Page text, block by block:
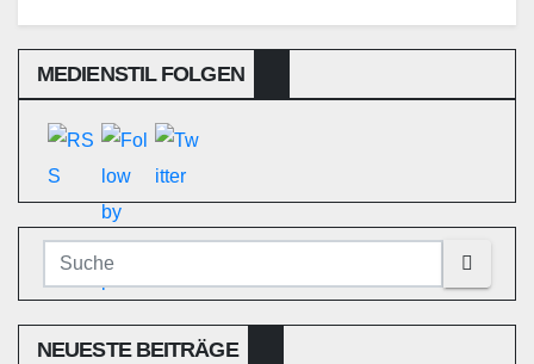
MEDIENSTIL FOLGEN
NEUESTE BEITRÄGE